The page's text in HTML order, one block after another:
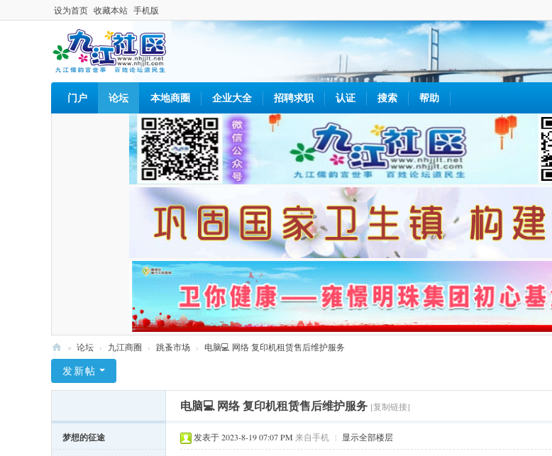
设为首页 收藏本站 手机版
门户 论坛 本地商圈 企业大全 招聘求职 认证 搜索 帮助
江
网
» 论坛 › 九江商圈 › 跳蚤市场 › 电脑💻 网络 复印机租赁售后维护服务
发新帖
电脑💻 网络 复印机租赁售后维护服务 [复制链接]
梦想的征途 发表于 2023-8-19 07:07 PM 来自手机 | 显示全部楼层